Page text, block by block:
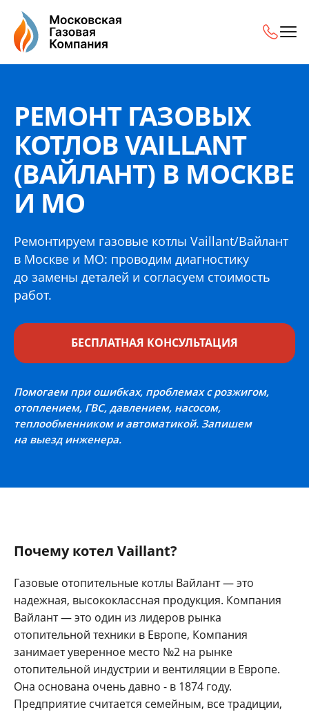
РЕМОНТ ГАЗОВЫХ
КОТЛОВ VAILLANT
(ВАЙЛАНТ) В МОСКВЕ
И МО
Ремонтируем газовые котлы Vaillant/Вайлант
в Москве и МО: проводим диагностику
до замены деталей и согласуем стоимость
работ.
БЕСПЛАТНАЯ КОНСУЛЬТАЦИЯ
Помогаем при ошибках, проблемах с розжигом,
отоплением, ГВС, давлением, насосом,
теплообменником и автоматикой. Запишем
на выезд инженера.
Почему котел Vaillant?
Газовые отопительные котлы Вайлант — это
надежная, высококлассная продукция. Компания
Вайлант — это один из лидеров рынка
отопительной техники в Европе, Компания
занимает уверенное место №2 на рынке
отопительной индустрии и вентиляции в Европе.
Она основана очень давно - в 1874 году.
Предприятие считается семейным, все традиции,